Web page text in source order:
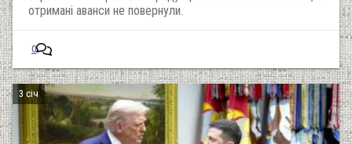
отримані аванси не повернули.
0
3 січ